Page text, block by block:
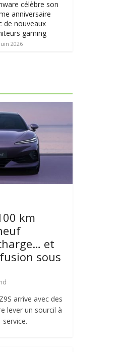
célèbre son
anniversaire
de nouveaux
gaming
2026
km
et
sous
arrive avec des
lever un sourcil à
service.